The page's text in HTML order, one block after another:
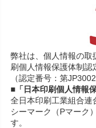
弊社は、個人情報の取
刷個人情報保護体制認
（認定番号：第
■「日本印刷個人情報
全日本印刷工業組合連
シーマーク（Pマーク
す。